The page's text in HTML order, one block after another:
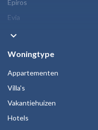
Epiros
Evia
keyboard_arrow_down
Woningtype
Appartementen
Villa's
Vakantiehuizen
Hotels